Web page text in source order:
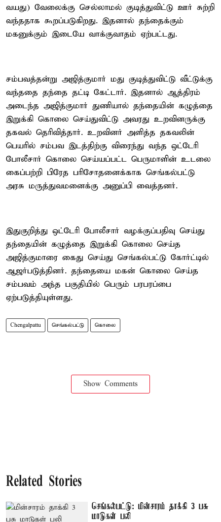
வயது) வேலைக்கு செல்லாமல் குடித்துவிட்டு ஊர் சுற்றி
வந்ததாக கூறப்படுகிறது. இதனால் தந்தைக்கும்
மகனுக்கும் இடையே வாக்குவாதம் ஏற்பட்டது.
சம்பவத்தன்று அஜித்குமார் மது குடித்துவிட்டு வீட்டுக்கு
வந்ததை தந்தை தட்டி கேட்டார். இதனால் ஆத்திரம்
அடைந்த அஜித்குமார் துணியால் தந்தையின் கழுத்தை
இறுக்கி கொலை செய்துவிட்டு அவரது உறவினருக்கு
தகவல் தெரிவித்தார். உறவினர் அளித்த தகவலின்
பெயரில் சம்பவ இடத்திற்கு விரைந்து வந்த ஒட்டேரி
போலீசார் கொலை செய்யப்பட்ட பெருமாளின் உடலை
கைப்பற்றி பிரேத பரிசோதனைக்காக செங்கல்பட்டு
அரசு மருத்துவமனைக்கு அனுப்பி வைத்தனர்.
இதுகுறித்து ஒட்டேரி போலீசார் வழக்குப்பதிவு செய்து
தந்தையின் கழுத்தை இறுக்கி கொலை செய்த
அஜித்குமாரை கைது செய்து செங்கல்பட்டு கோர்ட்டில்
ஆஜர்படுத்தினர். தந்தையை மகன் கொலை செய்த
சம்பவம் அந்த பகுதியில் பெரும் பரபரப்பை
ஏற்படுத்தியுள்ளது.
Chengalpattu செங்கல்பட்டு கொலை
Show Comments
Related Stories
செங்கல்பட்டு: மின்சாரம் தாக்கி 3 பசு
மாடுகள் பலி